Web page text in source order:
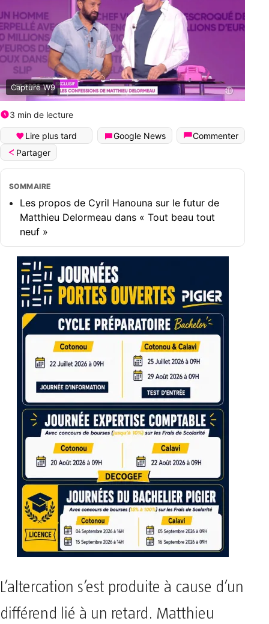
Capture W9
3 min de lecture
Lire plus tard Google News
Commenter
Partager
SOMMAIRE
Les propos de Cyril Hanouna sur le futur de
Matthieu Delormeau dans « Tout beau tout
neuf »
L’altercation s’est produite à cause d’un
différend lié à un retard. Matthieu